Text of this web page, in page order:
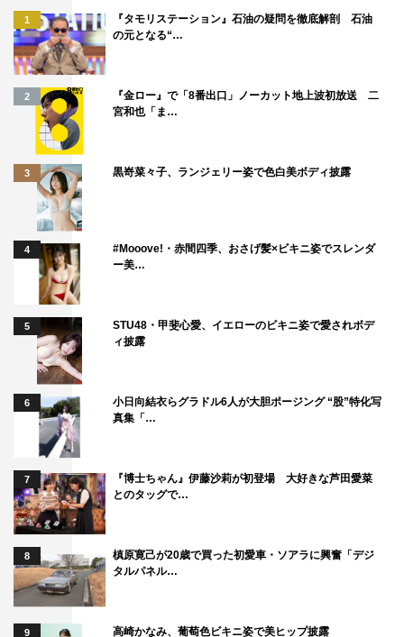
MBS／TBS系
1月16日（木）後7・00～8・00
©MBS
1
『タモリステーション』石油の疑問を徹底解剖 石油
の元となる“…
2
『金ロー』で「8番出口」ノーカット地上波初放送 二
宮和也「ま…
3 黒嵜菜々子、ランジェリー姿で色白美ボディ披露
4
#Mooove!・赤間四季、おさげ髪×ビキニ姿でスレンダ
ー美…
5
STU48・甲斐心愛、イエローのビキニ姿で愛されボデ
ィ披露
6
小日向結衣らグラドル6人が大胆ポージング “股”特化写
真集「…
7
『博士ちゃん』伊藤沙莉が初登場 大好きな芦田愛菜
とのタッグで…
8
槙原寛己が20歳で買った初愛車・ソアラに興奮「デジ
タルパネル…
9 高崎かなみ、葡萄色ビキニ姿で美ヒップ披露